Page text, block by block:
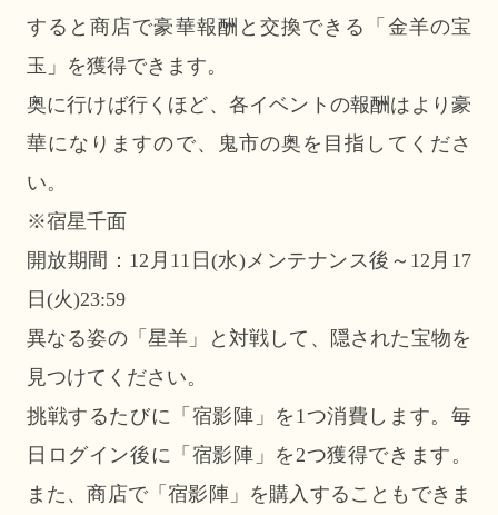
すると商店で豪華報酬と交換できる「金羊の宝
玉」を獲得できます。
奥に行けば行くほど、各イベントの報酬はより豪
華になりますので、鬼市の奥を目指してくださ
い。
※宿星千面
開放期間：12月11日(水)メンテナンス後～12月17
日(火)23:59
異なる姿の「星羊」と対戦して、隠された宝物を
見つけてください。
挑戦するたびに「宿影陣」を1つ消費します。毎
日ログイン後に「宿影陣」を2つ獲得できます。
また、商店で「宿影陣」を購入することもできま